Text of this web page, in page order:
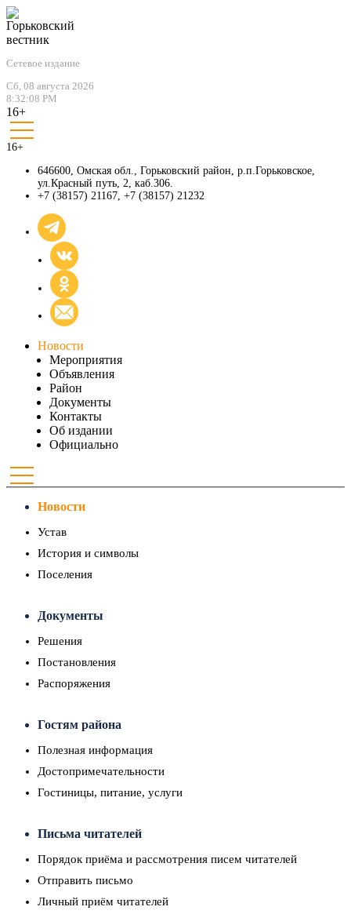
Сетевое издание
Сб, 08 августа 2026
8:32:08 PM
16+
16+
646600, Омская обл., Горьковский район, р.п.Горьковское,
ул.Красный путь, 2, каб.306.
+7 (38157) 21167, +7 (38157) 21232
Новости
Мероприятия
Объявления
Район
Документы
Контакты
Об издании
Официально
Новости
Устав
История и символы
Поселения
Документы
Решения
Постановления
Распоряжения
Гостям района
Полезная информация
Достопримечательности
Гостиницы, питание, услуги
Письма читателей
Порядок приёма и рассмотрения писем читателей
Отправить письмо
Личный приём читателей